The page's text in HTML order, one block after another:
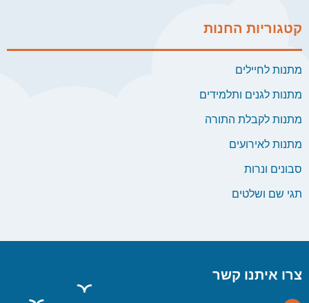
קטגוריות החנות
מתנות לחיילים
מתנות לגנים ותלמידים
מתנות לקבלת התורה
מתנות לאירועים
סבונים ונרות
תגי שם ושלטים
צרו איתנו קשר